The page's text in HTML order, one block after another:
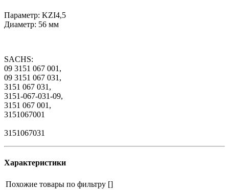
Параметр: KZI4,5
Диаметр: 56 мм
SACHS:
09 3151 067 001,
09 3151 067 031,
3151 067 031,
3151-067-031-09,
3151 067 001,
3151067001
3151067031
Характеристики
Похожие товары по фильтру []